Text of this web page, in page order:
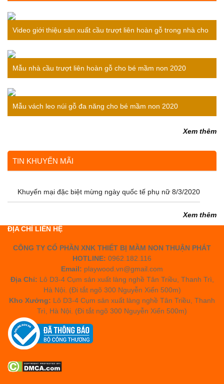
Video giới thiệu sản xuất cầu trượt liên hoàn gỗ trong nhà cho
bé
Mẫu nhà cầu trượt liên hoàn gỗ cho bé mầm non 2020
Mẫu vách leo núi gỗ đa năng cho bé mầm non 2020
Xem thêm
TIN KHUYẾN MÃI
Khuyến mại đặc biệt mừng ngày quốc tế phụ nữ 8/3/2020
Xem thêm
ĐỊA CHỈ LIÊN HỆ
CÔNG TY CỔ PHẦN XNK THIẾT BỊ MẦM NON THUẬN PHÁT
HOTLINE: 0962.182.116
Email: playwood.vn@gmail.com
Địa Chỉ: Lô D3-4 Cụm sản xuất làng nghề Tân Triều, Thanh Trì,
Hà Nội. (Đi tắt ngõ 300 Nguyễn Xiển 500m)
Kho Xưởng: Lô D3-4 Cụm sản xuất làng nghề Tân Triều, Thanh
Trì, Hà Nội. (Đi tắt ngõ 300 Nguyễn Xiển 500m)